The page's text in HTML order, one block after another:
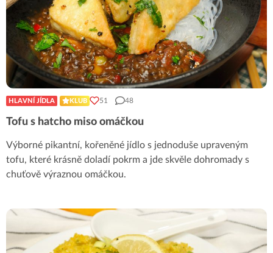
HLAVNÍ JÍDLA KLUB 51 48
Tofu s hatcho miso omáčkou
Výborné pikantní, kořeněné jídlo s jednoduše upraveným
tofu, které krásně doladí pokrm a jde skvěle dohromady s
chuťově výraznou omáčkou.